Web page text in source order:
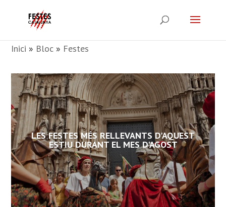
Inici » Bloc » Festes
LES FESTES MÉS RELLEVANTS D'AQUEST
ESTIU DURANT EL MES D'AGOST